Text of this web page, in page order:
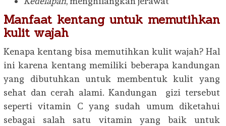
Manfaat kentang untuk memutihkan
kulit wajah
Kenapa kentang bisa memutihkan kulit wajah? Hal
ini karena kentang memiliki beberapa kandungan
yang dibutuhkan untuk membentuk kulit yang
sehat dan cerah alami. Kandungan gizi tersebut
seperti vitamin C yang sudah umum diketahui
sebagai salah satu vitamin yang baik untuk